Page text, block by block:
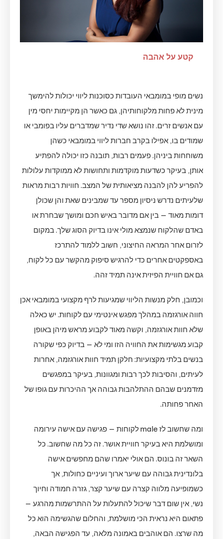
קטע על אהבה
נשים מופי במומבאי העובדות כסוכנות ליווי יכולות להימשך
מינית לא פחות מלקוחותיהן, גם כאשר הן מקיימות יחסי מין
עם אנשים זרים. זהו נושא שדי נדיר שמדברים עליו בפומבי או
שמודים בו, אפילו בקרב חברות ליווי במומבאי כשהן
משוחחות ביניהן. פעמים רבות, תובנה כזו יכולה להפתיע
אותן, בעיקר כשדעות מוקדמות ותחושות לא ממוקדות עלולות
להפריע להן להבנה מציאותית של המצב. חוויות רבות מראות
שלעיתים נדרש ניסיון מספר עד שמבינים שאת והן שכולן
דומות מאוד — בין אם מדובר באיש חכם ומושך שבחרת או
באדם שהלקוח שנמצא מולי אינו בדיוק הסוג שלך. במקום
לזרום אחר המראה החיצוני, חשוב ללמוד להתרכז
באספקטים אחרים כדי להרגיש סיפוק מהקשר עם כל לקוח,
גם אם חוויית הפיזית אינה תמיד זהה.
וכמובן, חלק מנשות הליווי שמגיעות לרף מקצועי במומבאי אכן
חווה אורגזמה במהלך מפגש אינטימי עם לקוחות. יש כאלה
שלא חוות אורגזמה, וקשה מאוד לקבוע מראש מיהן באופן
קבוע מגשימות את החוויה הזו ומי לא — בדיוק כפי שקורה
בנשים בלתי מקצועיות: חלקן תמיד חוות אורגזמה, אחרות
לעיתים, והסיבות לכך רבות ומגוונות, בעיקר במפגשים
מזדמנים שבהם ההתלהבות גבוהה אך ההיכרות עם גופו של
האחר פחותה.
ומה שחשוב לז male לקוחות — פגישה עם אישה עירומה
ומושלמת היא בעיקר חוויית אושר. זה כל מה שחשוב. כל
השאר זה בונוס. הם אולי יאמרו שהם מחפשים אישה
בלונדינית גבוהה עם שיער ארוך ועיניים כחולות, אך
כשמופיעה מלווה קצרה עם שיער קצר, גזרה חמודה וחיוך
נשי, אין שום דבר שיכול להתעלות על ההתרשמות מהרגע —
פתאום היא נראית הכי מושלמת, והחלום שהגשימה הוא כל
מה שרצו. הם אוהבים באמונה מלאה, עד הפגישה הבאה,